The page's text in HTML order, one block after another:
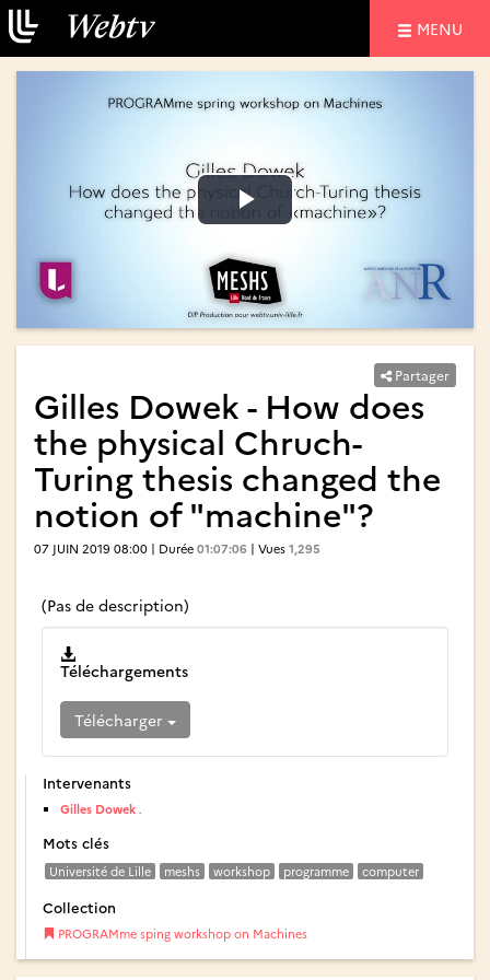
MENU
Lire
la
vidéo
Lire
la
vidéo
Partager
Gilles Dowek - How does
the physical Chruch-
Turing thesis changed the
notion of "machine"?
07 JUIN 2019 08:00 | Durée 01:07:06 | Vues 1,295
(Pas de description)
Téléchargements
Télécharger
Intervenants
Gilles Dowek .
Mots clés
Université de Lille meshs workshop programme computer
Collection
PROGRAMme sping workshop on Machines